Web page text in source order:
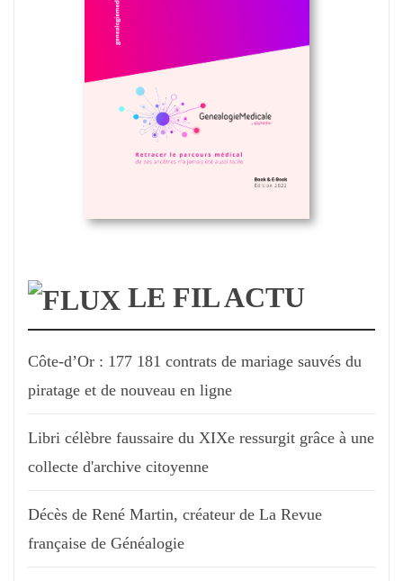
LE FIL ACTU
Côte-d’Or : 177 181 contrats de mariage sauvés du
piratage et de nouveau en ligne
Libri célèbre faussaire du XIXe ressurgit grâce à une
collecte d'archive citoyenne
Décès de René Martin, créateur de La Revue
française de Généalogie